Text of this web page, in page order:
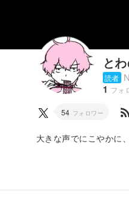
と
読者
1 フォ
54 フォロワー
大きな声でにこやかに